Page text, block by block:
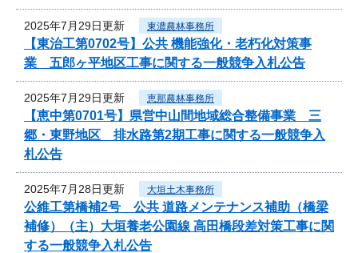
2025年7月29日更新 東濃農林事務所
【東治工第0702号】公共 機能強化・老朽化対策事
業 五郎ヶ平地区工事に関する一般競争入札公告
2025年7月29日更新 恵那農林事務所
【恵中第0701号】県営中山間地域総合整備事業 三
郷・東野地区 排水路第2期工事に関する一般競争入
札公告
2025年7月28日更新 大垣土木事務所
公維工第橋補2号 公共 道路メンテナンス補助（橋梁
補修）（主）大垣養老公園線 高田橋段差対策工事に関
する一般競争入札公告